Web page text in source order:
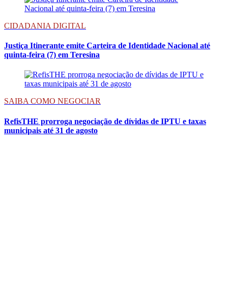
CIDADANIA DIGITAL
Justiça Itinerante emite Carteira de Identidade Nacional até
quinta-feira (7) em Teresina
SAIBA COMO NEGOCIAR
RefisTHE prorroga negociação de dívidas de IPTU e taxas
municipais até 31 de agosto